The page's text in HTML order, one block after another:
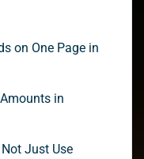
on One Page in
in
Just Use